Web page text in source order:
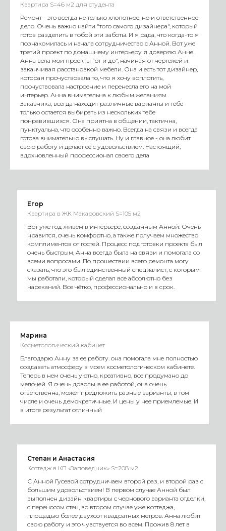
Квартира S=46 м2 для студента
Ремонт - это всегда не только хлопотное, но и ответственное
дело. Очень важно найти "того самого дизайнера", который
готов разделить в тобой эти заботы. И я рада, что когда-то я
познакомилась и начала сотрудничество с Анной. Вот уже
третий проект по домашнему интерьеру я доверяю Анне.
Анна вела мои проекты "от и до", начиная от чертежей и
заканчивая расстановкой мебели. Она и есть тот дизайнер,
которая прочуствовала то, что я хочу воплотить,
прочуствовала настроение и перенесла его на мой
интерьер. Анна внимательна к любым желаниям
Заказчика, всегда находит различные варианты и тебе
только остается выбирать из нескольких тебе
понравившихся. Она приятна в общении, тактична,
пунктуальна, что особенно важно. Всегда на связи и всегда
готова внимательно выслушать. Ну и главное - она любит
свою работу и делает её с удовольствием. Настоящий,
вдохновленный профессионал своего дела
Егор
Квартира в ЖК Макаровский S=105 м2
Вот уже год живём в интерьере, созданным Анной. Очень
нравится, очень комфортно, а также получаем множество
комплиментов от гостей. Процесс подготовки проекта был
очень быстрым, Анна всегда была на связи и помогала со
всеми вопросами. По прошествии всего ремонта могу
сказать, что это был единственный специалист, с которым
мы работали, который сделал все абсолютно без
нареканий. Все чётко, профессионально и в срок.
Марина
Косметологический кабинет
Благодарю Анну за ее работу. она помогала мне полностью
создавать атмосферу в моем косметологическом кабинете.
Теперь в нем очень уютно, креативно, все продумано до
мелочей. Я очень довольна ее работой, она очень
ответственна, может предложить разные варианты, в том
числе и очень демократичные. И цены у нее приемлемые. И
в итоге результат отличный
Степан и Анастасия
Коттедж в КП «Заповедник» S=208 м2
С Анной Гусевой сотрудничаем второй раз, и второй раз с
большим удовольствием! В первом случае Анной был
выполнен дизайн квартиры с чернового варианта отделки,
с переносом стен, во втором случае уже коттеджа,
площадью более двухсот квадратных метров. Анна любит
свою работу и это чувствуется во всем. Прожив 8 лет в